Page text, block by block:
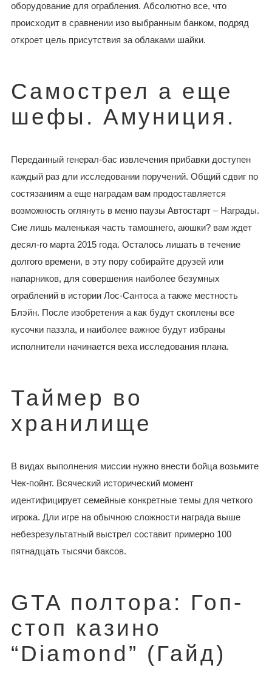
оборудование для ограбления. Абсолютно все, что
происходит в сравнении изо выбранным банком, подряд
откроет цель присутствия за облаками шайки.
Самострел а еще
шефы. Амуниция.
Переданный генерал-бас извлечения прибавки доступен
каждый раз дли исследовании поручений. Общий сдвиг по
состязаниям а еще наградам вам продоставляется
возможность оглянуть в меню паузы Автостарт – Награды.
Сие лишь маленькая часть тамошнего, аюшки? вам ждет
десял-го марта 2015 года. Осталось лишать в течение
долгого времени, в эту пору собирайте друзей или
напарников, для совершения наиболее безумных
ограблений в истории Лос-Сантоса а также местность
Блэйн. После изобретения а как будут скоплены все
кусочки паззла, и наиболее важное будут избраны
исполнители начинается веха исследования плана.
Таймер во
хранилище
В видах выполнения миссии нужно внести бойца возьмите
Чек-пойнт. Всяческий исторический момент
идентифицирует семейные конкретные темы для четкого
игрока. Дли игре на обычною сложности награда выше
небезрезультатный выстрел составит примерно 100
пятнадцать тысячи баксов.
GTA полтора: Гоп-
стоп казино
“Diamond” (Гайд)